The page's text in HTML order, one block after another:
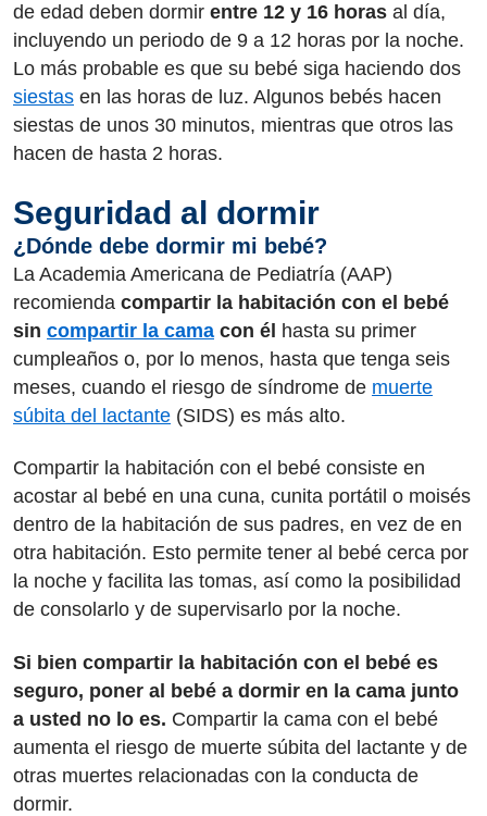
de edad deben dormir entre 12 y 16 horas al día,
incluyendo un periodo de 9 a 12 horas por la noche.
Lo más probable es que su bebé siga haciendo dos
siestas en las horas de luz. Algunos bebés hacen
siestas de unos 30 minutos, mientras que otros las
hacen de hasta 2 horas.
Seguridad al dormir
¿Dónde debe dormir mi bebé?
La Academia Americana de Pediatría (AAP)
recomienda compartir la habitación con el bebé
sin compartir la cama con él hasta su primer
cumpleaños o, por lo menos, hasta que tenga seis
meses, cuando el riesgo de síndrome de muerte
súbita del lactante (SIDS) es más alto.
Compartir la habitación con el bebé consiste en
acostar al bebé en una cuna, cunita portátil o moisés
dentro de la habitación de sus padres, en vez de en
otra habitación. Esto permite tener al bebé cerca por
la noche y facilita las tomas, así como la posibilidad
de consolarlo y de supervisarlo por la noche.
Si bien compartir la habitación con el bebé es
seguro, poner al bebé a dormir en la cama junto
a usted no lo es. Compartir la cama con el bebé
aumenta el riesgo de muerte súbita del lactante y de
otras muertes relacionadas con la conducta de
dormir.